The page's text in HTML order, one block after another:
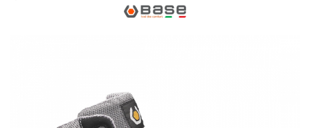
Scule si unelte gradina